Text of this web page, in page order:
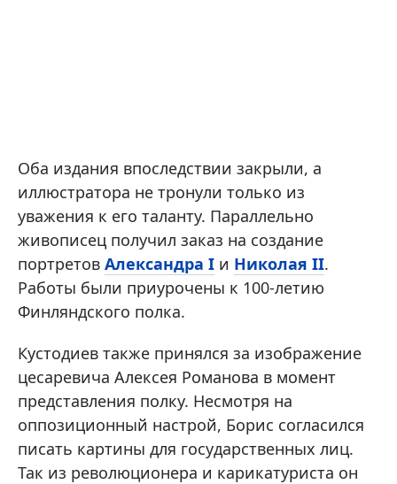
Оба издания впоследствии закрыли, а
иллюстратора не тронули только из
уважения к его таланту. Параллельно
живописец получил заказ на создание
портретов Александра I и Николая II.
Работы были приурочены к 100-летию
Финляндского полка.
Кустодиев также принялся за изображение
цесаревича Алексея Романова в момент
представления полку. Несмотря на
оппозиционный настрой, Борис согласился
писать картины для государственных лиц.
Так из революционера и карикатуриста он